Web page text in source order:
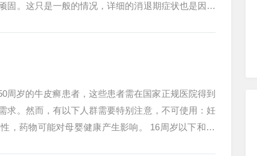
固。这只是一般的情况，详细的消退期症状也是因人
周岁的牛皮癣患者，这些患者需在国家正规医院得到
求。然而，有以下人群需要特别注意，不可使用：妊
，药物可能对母婴健康产生影响。 16周岁以下和50